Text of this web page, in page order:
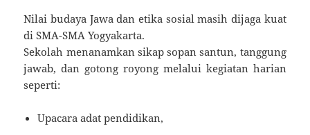
Nilai budaya Jawa dan etika sosial masih dijaga kuat
di SMA-SMA Yogyakarta.
Sekolah menanamkan sikap sopan santun, tanggung
jawab, dan gotong royong melalui kegiatan harian
seperti:
Upacara adat pendidikan,